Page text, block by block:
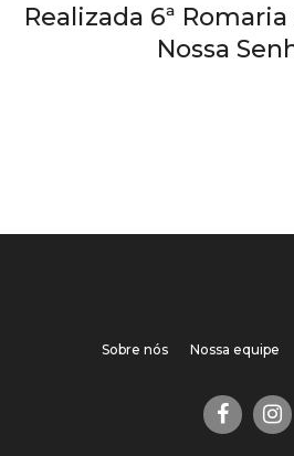
Realizada 6ª
Nossa
Sobre nós Nossa equipe